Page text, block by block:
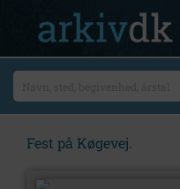
Fest på Køgevej.